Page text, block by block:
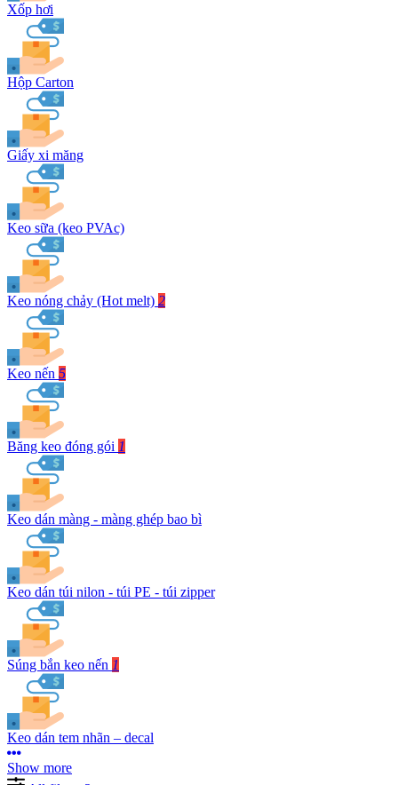
Xốp hơi
Hộp Carton
Giấy xi măng
Keo sữa (keo PVAc)
Keo nóng chảy (Hot melt) 2
Keo nến 5
Băng keo đóng gói 1
Keo dán màng - màng ghép bao bì
Keo dán túi nilon - túi PE - túi zipper
Súng bắn keo nến 1
Keo dán tem nhãn – decal
Show more